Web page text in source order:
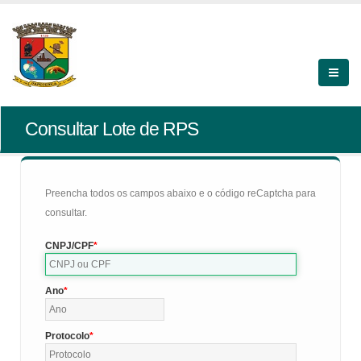
Consultar Lote de RPS
Preencha todos os campos abaixo e o código reCaptcha para
consultar.
CNPJ/CPF
Ano
Protocolo